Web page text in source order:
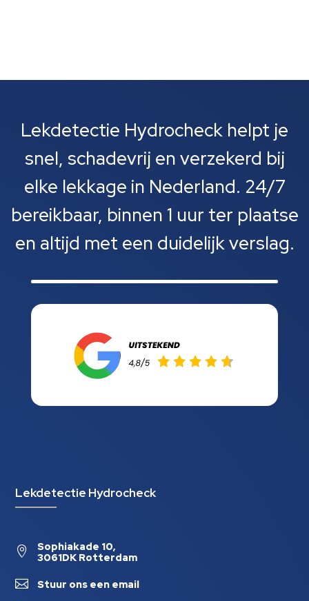
Lekdetectie Hydrocheck helpt je
snel, schadevrij en verzekerd bij
elke lekkage in Nederland. 24/7
bereikbaar, binnen 1 uur ter plaatse
en altijd met een duidelijk verslag.
Lekdetectie Hydrocheck

Sophiakade 10,
3061DK Rotterdam
 Stuur ons een email